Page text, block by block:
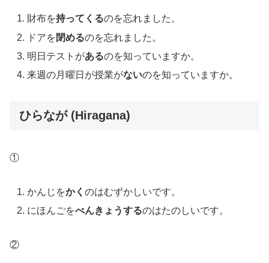
財布を持ってくるのを忘れました。
ドアを閉めるのを忘れました。
明日テストがあるのを知っていますか。
来週の月曜日が授業がないのを知っていますか。
ひらなが (Hiragana)
①
かんじをかくのはむずかしいです。
にほんごをべんきょうするのはたのしいです。
②